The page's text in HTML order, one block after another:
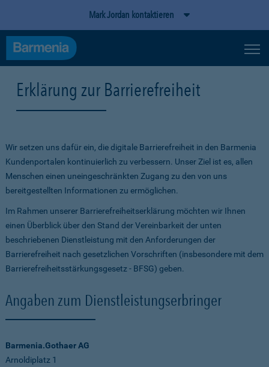
Mark Jordan kontaktieren
Erklärung zur Barrierefreiheit
Wir setzen uns dafür ein, die digitale Barrierefreiheit in den Barmenia
Kundenportalen kontinuierlich zu verbessern. Unser Ziel ist es, allen
Menschen einen uneingeschränkten Zugang zu den von uns
bereitgestellten Informationen zu ermöglichen.
Im Rahmen unserer Barrierefreiheitserklärung möchten wir Ihnen
einen Überblick über den Stand der Vereinbarkeit der unten
beschriebenen Dienstleistung mit den Anforderungen der
Barrierefreiheit nach gesetzlichen Vorschriften (insbesondere mit dem
Barrierefreiheitsstärkungsgesetz - BFSG) geben.
Angaben zum Dienstleistungserbringer
Barmenia.Gothaer AG
Arnoldiplatz 1